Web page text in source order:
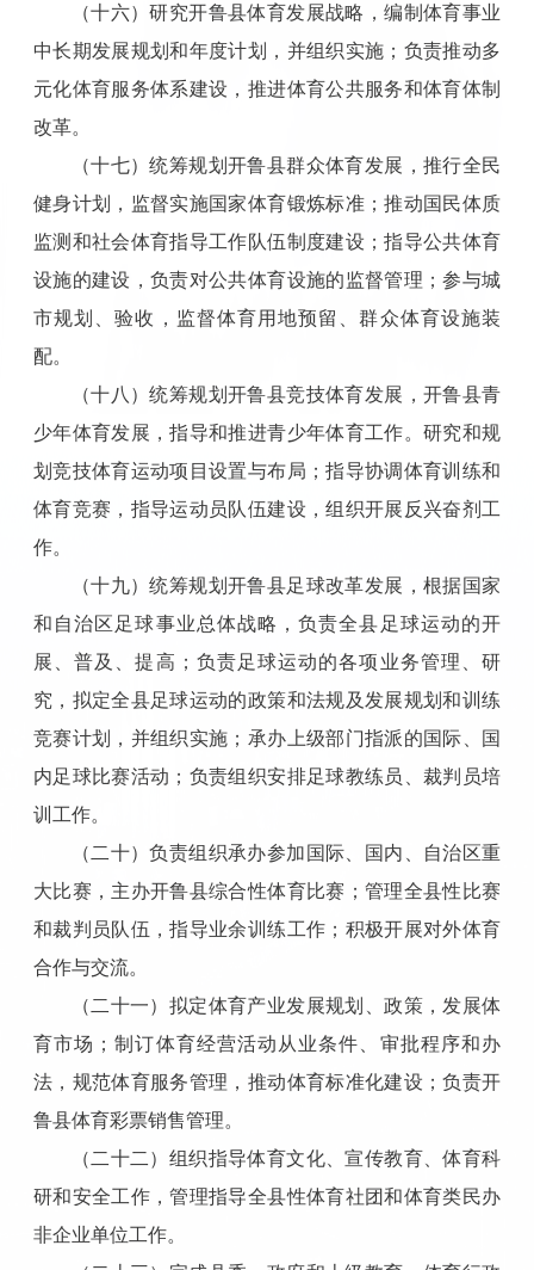
（十六）研究开鲁县体育发展战略，编制体育事业
中长期发展规划和年度计划，并组织实施；负责推动多
元化体育服务体系建设，推进体育公共服务和体育体制
改革。
（十七）统筹规划开鲁县群众体育发展，推行全民
健身计划，监督实施国家体育锻炼标准；推动国民体质
监测和社会体育指导工作队伍制度建设；指导公共体育
设施的建设，负责对公共体育设施的监督管理；参与城
市规划、验收，监督体育用地预留、群众体育设施装
配。
（十八）统筹规划开鲁县竞技体育发展，开鲁县青
少年体育发展，指导和推进青少年体育工作。研究和规
划竞技体育运动项目设置与布局；指导协调体育训练和
体育竞赛，指导运动员队伍建设，组织开展反兴奋剂工
作。
（十九）统筹规划开鲁县足球改革发展，根据国家
和自治区足球事业总体战略，负责全县足球运动的开
展、普及、提高；负责足球运动的各项业务管理、研
究，拟定全县足球运动的政策和法规及发展规划和训练
竞赛计划，并组织实施；承办上级部门指派的国际、国
内足球比赛活动；负责组织安排足球教练员、裁判员培
训工作。
（二十）负责组织承办参加国际、国内、自治区重
大比赛，主办开鲁县综合性体育比赛；管理全县性比赛
和裁判员队伍，指导业余训练工作；积极开展对外体育
合作与交流。
（二十一）拟定体育产业发展规划、政策，发展体
育市场；制订体育经营活动从业条件、审批程序和办
法，规范体育服务管理，推动体育标准化建设；负责开
鲁县体育彩票销售管理。
（二十二）组织指导体育文化、宣传教育、体育科
研和安全工作，管理指导全县性体育社团和体育类民办
非企业单位工作。